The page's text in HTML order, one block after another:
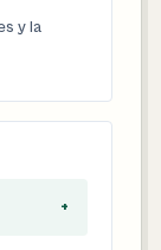
y la
+